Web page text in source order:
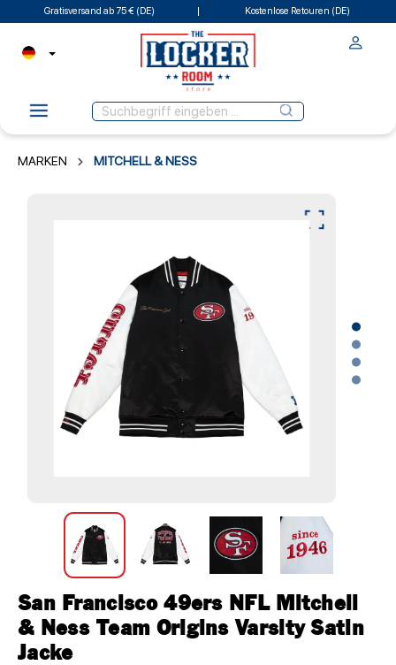
Gratisversand ab 75 € (DE) Kostenlose Retouren (DE)
MARKEN MITCHELL & NESS
San Francisco 49ers NFL Mitchell
& Ness Team Origins Varsity Satin
Jacke